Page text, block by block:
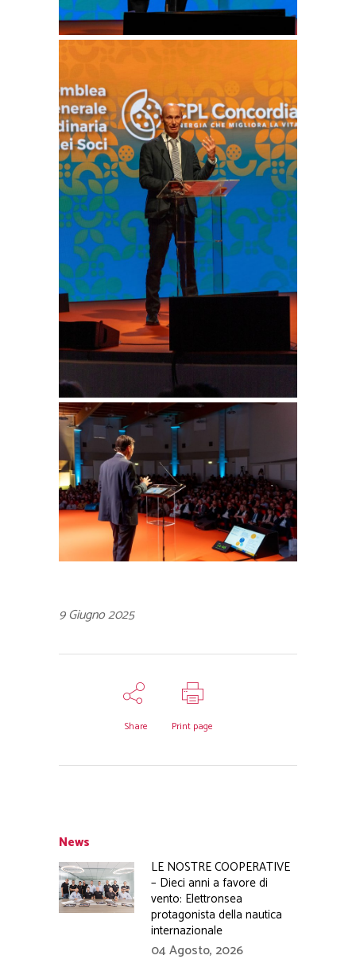
9 Giugno 2025
Share Print page
News
LE NOSTRE COOPERATIVE
– Dieci anni a favore di
vento: Elettronsea
protagonista della nautica
internazionale
04 Agosto, 2026